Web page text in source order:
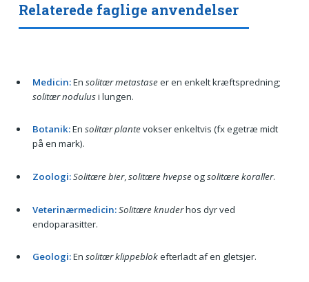
Relaterede faglige anvendelser
Medicin:En solitær metastaseer en enkelt kræftspredning;
solitær nodulusi lungen.
Botanik:En solitær plantevokser enkeltvis (fx egetræ midt
på en mark).
Zoologi:Solitære bier,solitære hvepseogsolitære koraller.
Veterinærmedicin:Solitære knuderhos dyr ved
endoparasitter.
Geologi:En solitær klippeblokefterladt af en gletsjer.